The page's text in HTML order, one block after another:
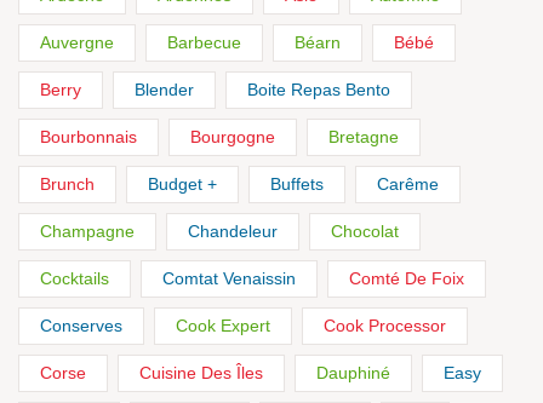
Auvergne Barbecue Béarn Bébé
Berry Blender Boite Repas Bento
Bourbonnais Bourgogne Bretagne
Brunch Budget + Buffets Carême
Champagne Chandeleur Chocolat
Cocktails Comtat Venaissin Comté De Foix
Conserves Cook Expert Cook Processor
Corse Cuisine Des Îles Dauphiné Easy